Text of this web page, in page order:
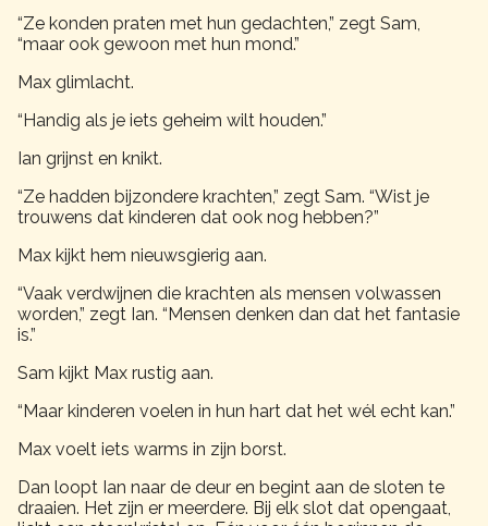
“Ze konden praten met hun gedachten,” zegt Sam,
“maar ook gewoon met hun mond.”
Max glimlacht.
“Handig als je iets geheim wilt houden.”
Ian grijnst en knikt.
“Ze hadden bijzondere krachten,” zegt Sam. “Wist je
trouwens dat kinderen dat ook nog hebben?”
Max kijkt hem nieuwsgierig aan.
“Vaak verdwijnen die krachten als mensen volwassen
worden,” zegt Ian. “Mensen denken dan dat het fantasie
is.”
Sam kijkt Max rustig aan.
“Maar kinderen voelen in hun hart dat het wél echt kan.”
Max voelt iets warms in zijn borst.
Dan loopt Ian naar de deur en begint aan de sloten te
draaien. Het zijn er meerdere. Bij elk slot dat opengaat,